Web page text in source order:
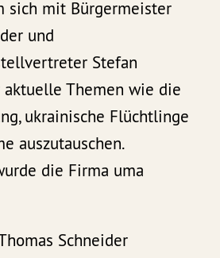
sich mit Bürgermeister
und
Stefan
aktuelle Themen wie die
ukrainische Flüchtlinge
auszutauschen.
die Firma uma
Schneider